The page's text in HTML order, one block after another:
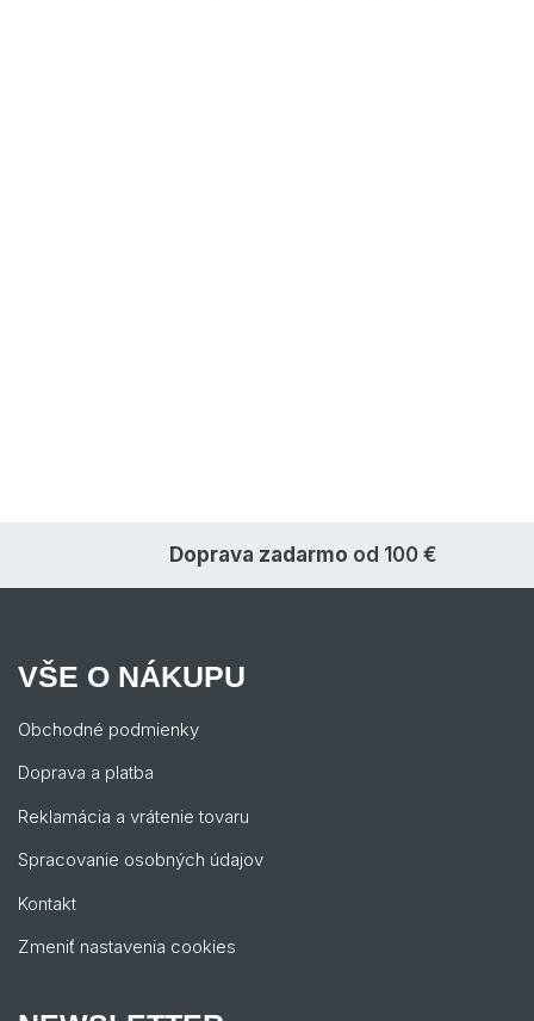
Doprava zadarmo od 100 €
VŠE O NÁKUPU
Obchodné podmienky
Doprava a platba
Reklamácia a vrátenie tovaru
Spracovanie osobných údajov
Kontakt
Zmeniť nastavenia cookies